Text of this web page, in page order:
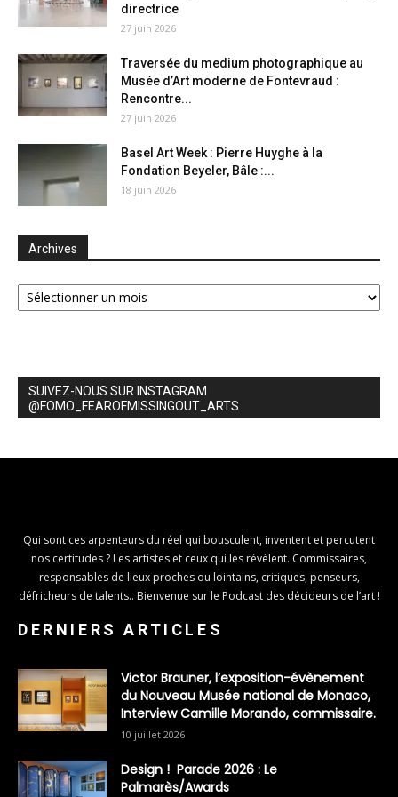
directrice
27 juin 2026
Traversée du medium photographique au
Musée d’Art moderne de Fontevraud :
Rencontre...
27 juin 2026
Basel Art Week : Pierre Huyghe à la
Fondation Beyeler, Bâle :...
18 juin 2026
Archives
Archives
SUIVEZ-NOUS SUR INSTAGRAM
@FOMO_FEAROFMISSINGOUT_ARTS
Qui sont ces arpenteurs du réel qui bousculent, inventent et percutent
nos certitudes ? Les artistes et ceux qui les révèlent. Commissaires,
responsables de lieux proches ou lointains, critiques, penseurs,
défricheurs de talents.. Bienvenue sur le Podcast des décideurs de l’art !
DERNIERS ARTICLES
Victor Brauner, l’exposition-évènement
du Nouveau Musée national de Monaco,
Interview Camille Morando, commissaire.
10 juillet 2026
Design ! Parade 2026 : Le
Palmarès/Awards